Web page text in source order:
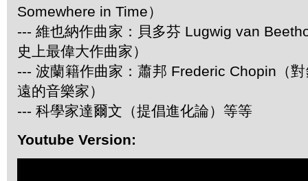
Somewhere in Time）
--- 維也納作曲家：貝多芬 Lugwig van
史上最偉大作曲家）
--- 波蘭籍作曲家：蕭邦 Frederic Chopin（
遠的音樂家）
--- 科學家達爾文（提倡進化論）等等
Youtube Version: